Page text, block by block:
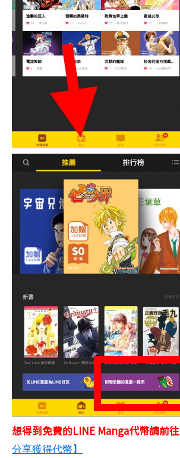
想得到免費的LINE Manga代幣請前往
分享獲得代幣】